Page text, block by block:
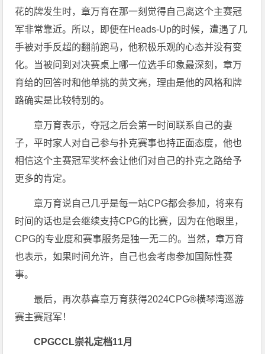
花的牌发生时，章万育在那一刻觉得自己离这个主赛冠
军非常靠近。所以，即便在Heads-Up的时候，遭遇了几
手被对手反超的翻前跑马，他积极乐观的心态并没有变
化。当被问到对决赛桌上哪一位选手印象最深刻，章万
育给的回答时和他单挑的黄文亮，理由是他的风格和牌
路确实是比较特别的。
章万育表示，夺冠之后会第一时间联系自己的妻
子，平时家人对自己参与扑克赛事也持正面态度，他也
相信这个主赛冠军奖杯会让他们对自己的扑克之路给予
更多的肯定。
章万育说自己几乎是每一站CPG都会参加，将来有
时间的话也是会继续支持CPG的比赛，因为在他眼里，
CPG的专业度和赛事服务是独一无二的。当然，章万育
也表示，如果时间允许，自己也会考虑参加国际性赛
事。
最后，再次恭喜章万育获得2024CPG®横琴湾巡游
赛主赛冠军！
CPGCCL崇礼定档11月